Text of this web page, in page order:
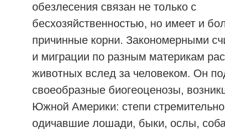
обезлесения связан не только с
бесхозяйственностью, но имеет и
причинные корни. Закономерными
и миграции по разным материкам
животных вслед за человеком. Он
своеобразные биогеоценозы,
Южной Америки: степи
одичавшие лошади, быки, ослы,